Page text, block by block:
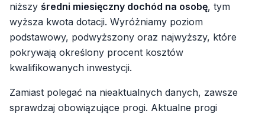
niższy średni miesięczny dochód na osobę, tym
wyższa kwota dotacji. Wyróżniamy poziom
podstawowy, podwyższony oraz najwyższy, które
pokrywają określony procent kosztów
kwalifikowanych inwestycji.
Zamiast polegać na nieaktualnych danych, zawsze
sprawdzaj obowiązujące progi. Aktualne progi